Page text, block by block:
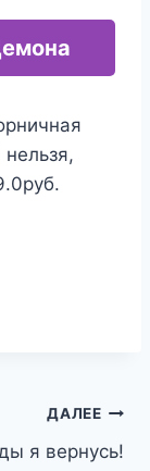
ДАЛЕЕ
я вернусь!